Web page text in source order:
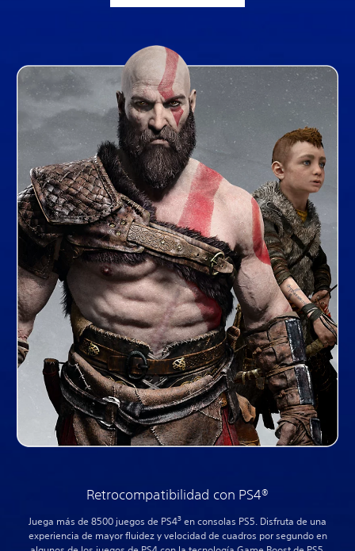
Retrocompatibilidad con PS4®
Juega más de 8500 juegos de PS43 en consolas PS5. Disfruta de una
experiencia de mayor fluidez y velocidad de cuadros por segundo en